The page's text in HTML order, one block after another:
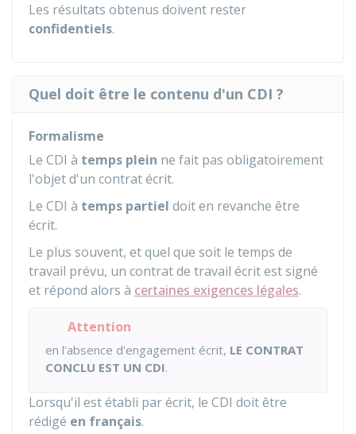
Les résultats obtenus doivent rester
confidentiels.
Quel doit être le contenu d'un CDI ?
Formalisme
Le CDI à temps plein ne fait pas obligatoirement
l'objet d'un contrat écrit.
Le CDI à temps partiel doit en revanche être
écrit.
Le plus souvent, et quel que soit le temps de
travail prévu, un contrat de travail écrit est signé
et répond alors à certaines exigences légales.
Attention
en l'absence d'engagement écrit, LE CONTRAT
CONCLU EST UN CDI.
Lorsqu'il est établi par écrit, le CDI doit être
rédigé en français.